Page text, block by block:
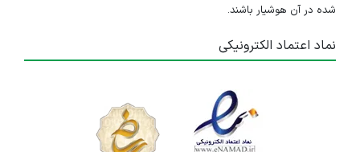
شده در آن هوشیار باشند.
نماد اعتماد الکترونیکی